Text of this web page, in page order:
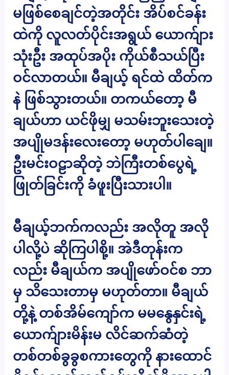
မဖြစ်စေချင်တဲ့အတိုင်း အိပ်စင်ခန်း
ထဲကို လူလတ်ပိုင်းအရွယ် ယောက်ျား
သုံးဦး အထုပ်အပိုး ကိုယ်စီသယ်ပြီး
ဝင်လာတယ်။ မီချယ့် ရင်ထဲ ထိတ်က
နဲ ဖြစ်သွားတယ်။ တကယ်တော့ မီ
ချယ်ဟာ ယင်ဖိုမျှ မသမ်းဘူးသေးတဲ့
အပျိုမဒန်းလေးတော့ မဟုတ်ပါချေ။
ဦးမင်းဝဠာဆိုတဲ့ ဘဲကြီးတစ်ပွေရဲ့
ဖြုတ်ခြင်းကို ခံဖူးပြီးသားပါ။
မီချယ့်ဘက်ကလည်း အလိုတူ အလို
ပါလို့ပဲ ဆိုကြပါစို့။ အဲဒီတုန်းက
လည်း မီချယ်က အပျိုဖော်ဝင်စ ဘာ
မှ သိသေးတာမှ မဟုတ်တာ။ မီချယ်
တို့နဲ့ တစ်အိမ်ကျော်က မမနွေနှင်းရဲ့
ယောက်ျားမိန်းမ လိင်ဆက်ဆံတဲ့
တစ်တစ်ခွခွစကားတွေကို နားထောင်